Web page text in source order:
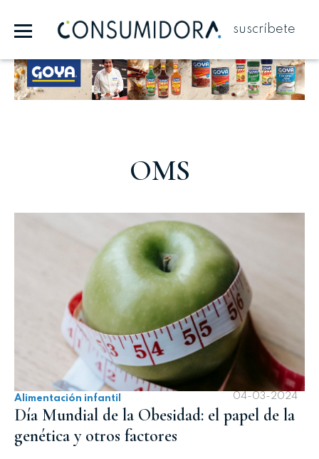
suscríbete
OMS
Alimentación infantil 04-03-2024
Día Mundial de la Obesidad: el papel de la
genética y otros factores